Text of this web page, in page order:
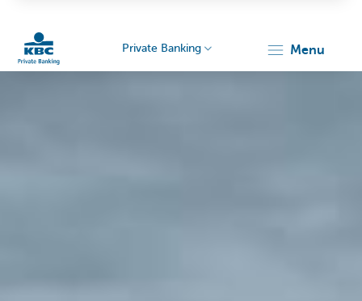
Private Banking menu